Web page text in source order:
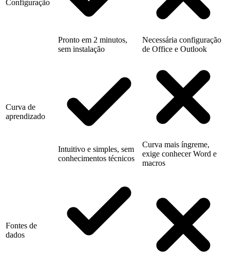
Configuração
Pronto em 2 minutos,
sem instalação
Necessária configuração
de Office e Outlook
Curva de
aprendizado
Intuitivo e simples, sem
conhecimentos técnicos
Curva mais íngreme,
exige conhecer Word e
macros
Fontes de
dados